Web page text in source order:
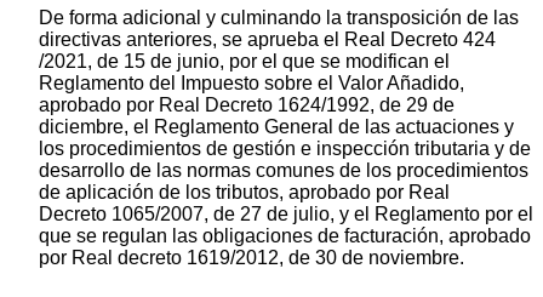
De forma adicional y culminando la transposición de las
directivas anteriores, se aprueba el Real Decreto 424
/2021, de 15 de junio, por el que se modifican el
Reglamento del Impuesto sobre el Valor Añadido,
aprobado por Real Decreto 1624/1992, de 29 de
diciembre, el Reglamento General de las actuaciones y
los procedimientos de gestión e inspección tributaria y de
desarrollo de las normas comunes de los procedimientos
de aplicación de los tributos, aprobado por Real
Decreto 1065/2007, de 27 de julio, y el Reglamento por el
que se regulan las obligaciones de facturación, aprobado
por Real decreto 1619/2012, de 30 de noviembre.